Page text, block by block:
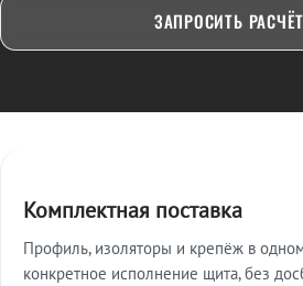
ЗАПРОСИТЬ РАСЧЁТ
Комплектная поставка
Профиль, изоляторы и крепёж в
конкретное исполнение щита, без